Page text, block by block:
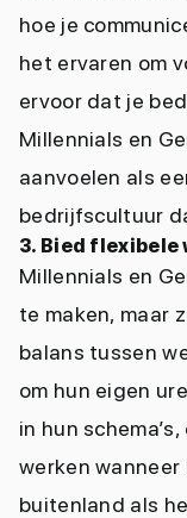
hoe je
het ervaren om
ervoor dat je
Millennials en
aanvoelen als
bedrijfscultuur
3. Bied flexibele
Millennials en
te maken, maar
balans tussen
om hun eigen
in hun
werken
buitenland als